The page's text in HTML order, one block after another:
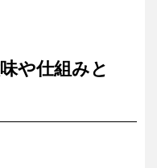
や仕組みと